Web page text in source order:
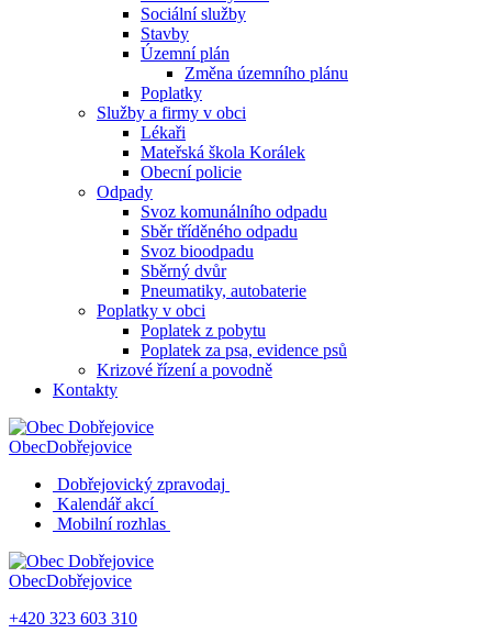
Sociální služby
Stavby
Územní plán
Změna územního plánu
Poplatky
Služby a firmy v obci
Lékaři
Mateřská škola Korálek
Obecní policie
Odpady
Svoz komunálního odpadu
Sběr tříděného odpadu
Svoz bioodpadu
Sběrný dvůr
Pneumatiky, autobaterie
Poplatky v obci
Poplatek z pobytu
Poplatek za psa, evidence psů
Krizové řízení a povodně
Kontakty
ObecDobřejovice
Dobřejovický zpravodaj
Kalendář akcí
Mobilní rozhlas
ObecDobřejovice
+420 323 603 310